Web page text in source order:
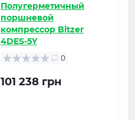
Полугерметичный
поршневой
компрессор Bitzer
4DES-5Y
0
101 238 грн